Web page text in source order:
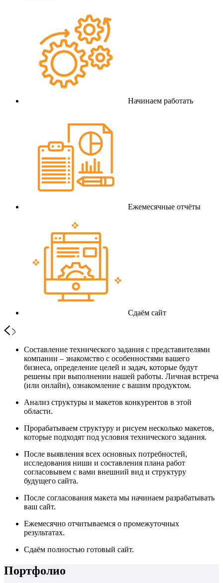
Начинаем работать
Ежемесячные отчёты
Сдаём сайт
Составление технического задания с представителями
компании – знакомство с особенностями вашего
бизнеса, определение целей и задач, которые будут
решены при выполнении нашей работы. Личная встреча
(или онлайн), ознакомление с вашим продуктом.
Анализ структуры и макетов конкурентов в этой
области.
Прорабатываем структуру и рисуем несколько макетов,
которые подходят под условия технического задания.
После выявления всех основных потребностей,
исследования ниши и составления плана работ
согласовывем с вами внешний вид и структуру
будущего сайта.
После согласования макета мы начинаем разрабатывать
ваш сайт.
Ежемесячно отчитываемся о промежуточных
результатах.
Сдаём полностью готовый сайт.
Портфолио